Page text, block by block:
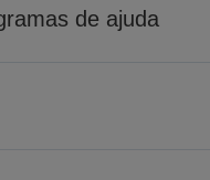
de ajuda